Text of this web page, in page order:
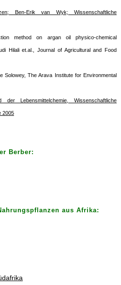
Ben-Erik van Wyk; Wissenschaftliche
method on argan oil physico-chemical
Hilali et.al., Journal of Agricultural and Food
Solowey, The Arava Institute for Environmental
Lebensmittelchemie, Wissenschaftliche
2005
Berber:
aus Afrika: